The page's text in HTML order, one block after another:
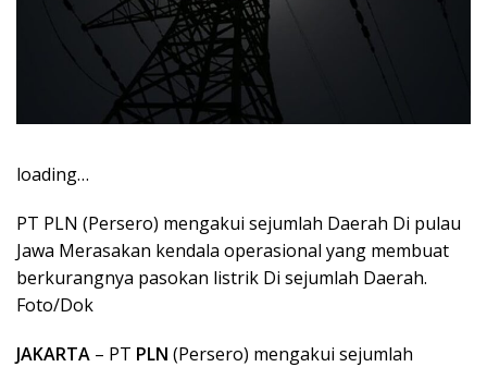
loading…
PT PLN (Persero) mengakui sejumlah Daerah Di pulau
Jawa Merasakan kendala operasional yang membuat
berkurangnya pasokan listrik Di sejumlah Daerah.
Foto/Dok
JAKARTA – PT PLN (Persero) mengakui sejumlah